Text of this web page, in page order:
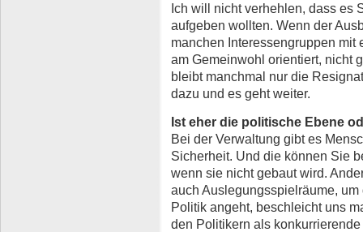
Ich will nicht verhehlen, dass es
aufgeben wollten. Wenn der
manchen Interessengruppen
am Gemeinwohl orientiert, nicht
bleibt manchmal nur die
dazu und es geht weiter.
Ist eher die politische Ebene
Bei der Verwaltung gibt es
Sicherheit. Und die können Sie
wenn sie nicht gebaut wird.
auch Auslegungsspielräume,
Politik angeht, beschleicht uns
den Politikern als